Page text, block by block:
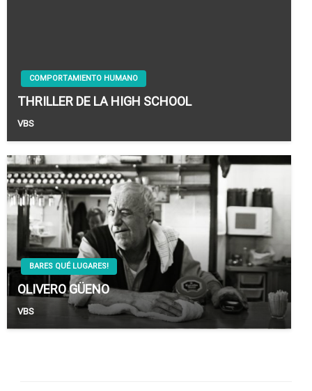
COMPORTAMIENTO HUMANO
THRILLER DE LA HIGH SCHOOL
VBS
BARES QUÉ LUGARES!
OLIVERO GÜENO
VBS